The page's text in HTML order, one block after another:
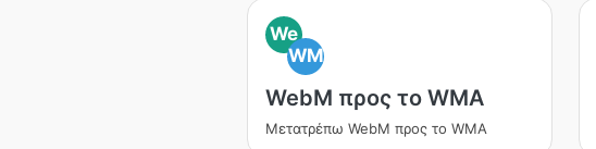
We
WM
WebM προς το WMA
Μετατρέπω WebM προς το WMA